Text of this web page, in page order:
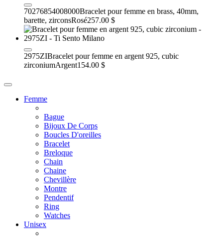
70276854008000Bracelet pour femme en brass, 40mm,
barette, zirconsRosé257.00 $
2975ZIBracelet pour femme en argent 925, cubic
zirconiumArgent154.00 $
Femme
Bague
Bijoux De Corps
Boucles D'oreilles
Bracelet
Breloque
Chain
Chaine
Chevillère
Montre
Pendentif
Ring
Watches
Unisex